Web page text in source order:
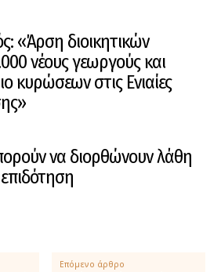
«Άρση διοικητικών
νέους γεωργούς και
κυρώσεων στις Ενιαίες
να διορθώνουν λάθη
Επόμενο άρθρο